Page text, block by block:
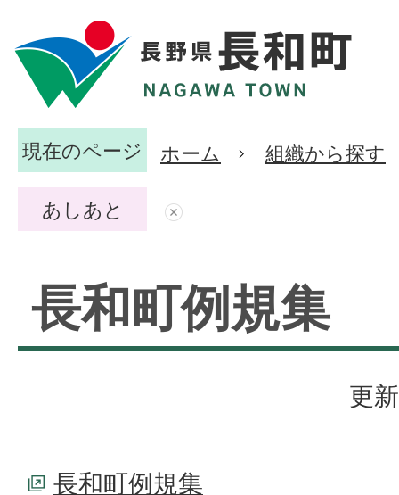
現在のページ ホーム 組織から探す
あしあと
長和町例規集
更
長和町例規集